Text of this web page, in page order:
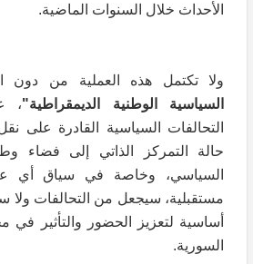
الأحداث خلال السنوات الماضية.
ولا تكتمل هذه العملية من دون
السياسية الوطنية الديمقراطية"،
التحالفات السياسية القادرة على
حالة التمركز الذاتي إلى فضاء
السياسي، وخاصة في سياق أي
مستقبلية، سيجعل من التحالفات ولا
أساسية لتعزيز الحضور والتأثير في
السورية.